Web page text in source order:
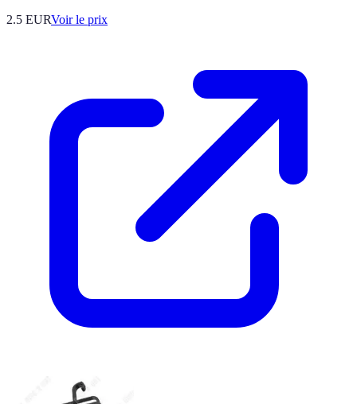
2.5 EURVoir le prix